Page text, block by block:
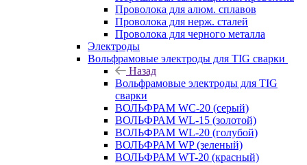
Проволока для алюм. сплавов
Проволока для нерж. сталей
Проволока для черного металла
Электроды
Вольфрамовые электроды для TIG сварки
Назад
Вольфрамовые электроды для TIG
сварки
ВОЛЬФРАМ WC-20 (серый)
ВОЛЬФРАМ WL-15 (золотой)
ВОЛЬФРАМ WL-20 (голубой)
ВОЛЬФРАМ WP (зеленый)
ВОЛЬФРАМ WT-20 (красный)